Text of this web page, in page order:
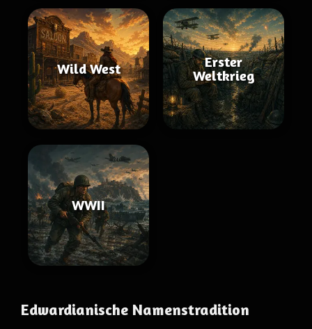
Wild West
Erster
Weltkrieg
WWII
Edwardianische Namenstradition